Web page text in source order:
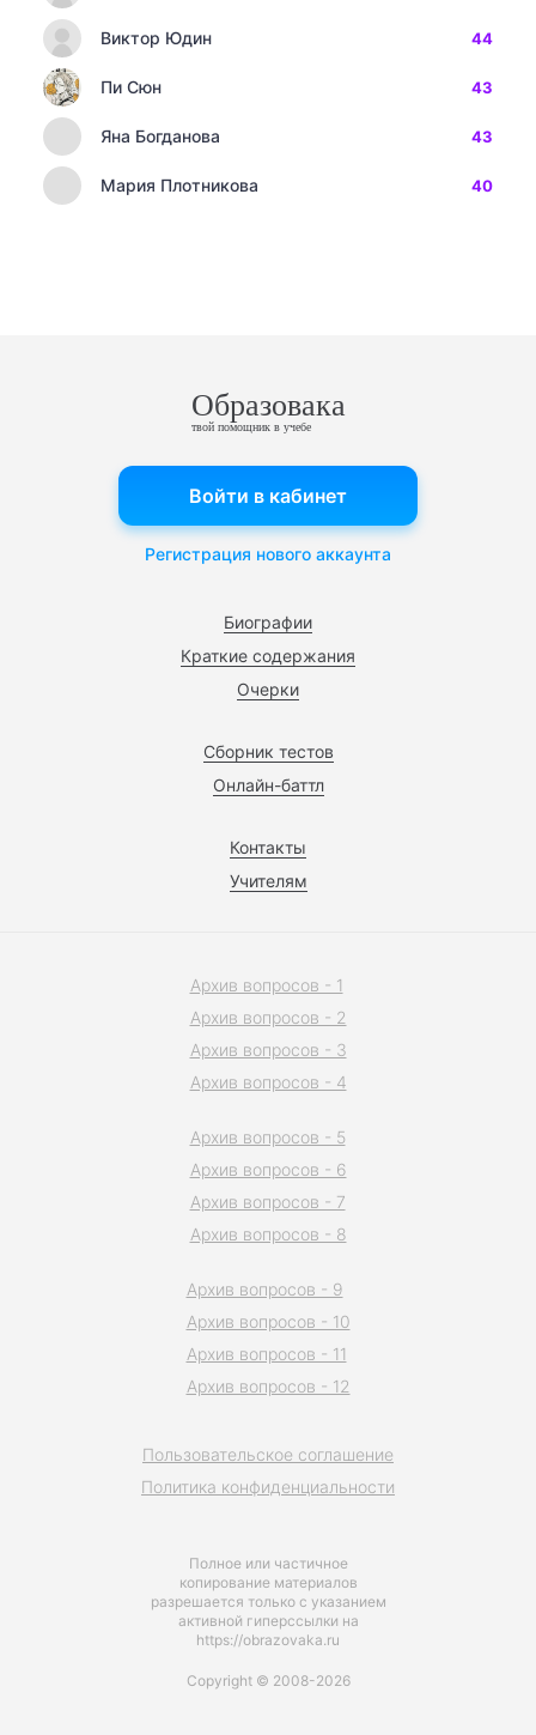
Виктор Юдин 44
Пи Сюн 43
Яна Богданова 43
Мария Плотникова 40
Образовака
твой помощник в учебе
Биографии
Краткие содержания
Очерки
Сборник тестов
Онлайн-баттл
Контакты
Учителям
Войти в кабинет
Регистрация нового аккаунта
Полное или частичное
копирование материалов
разрешается только с указанием
активной гиперссылки на
https://obrazovaka.ru
Пользовательское соглашение
Политика конфиденциальности
Архив вопросов - 1
Архив вопросов - 2
Архив вопросов - 3
Архив вопросов - 4
Архив вопросов - 5
Архив вопросов - 6
Архив вопросов - 7
Архив вопросов - 8
Архив вопросов - 9
Архив вопросов - 10
Архив вопросов - 11
Архив вопросов - 12
Copyright © 2008-2026